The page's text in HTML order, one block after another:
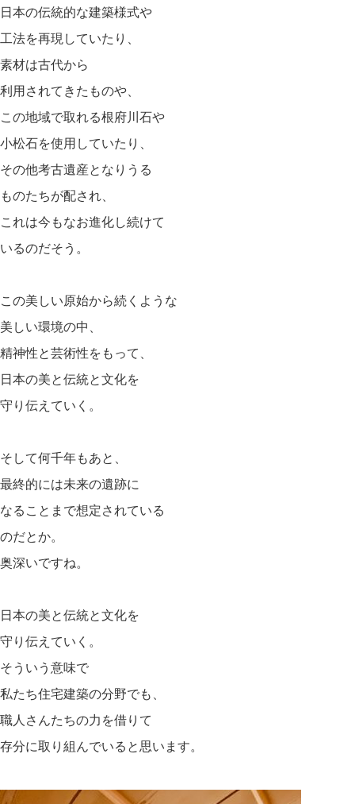
日本の伝統的な建築様式や
工法を再現していたり、
素材は古代から
利用されてきたものや、
この地域で取れる根府川石や
小松石を使用していたり、
その他考古遺産となりうる
ものたちが配され、
これは今もなお進化し続けて
いるのだそう。
この美しい原始から続くような
美しい環境の中、
精神性と芸術性をもって、
日本の美と伝統と文化を
守り伝えていく。
そして何千年もあと、
最終的には未来の遺跡に
なることまで想定されている
のだとか。
奥深いですね。
日本の美と伝統と文化を
守り伝えていく。
そういう意味で
私たち住宅建築の分野でも、
職人さんたちの力を借りて
存分に取り組んでいると思います。